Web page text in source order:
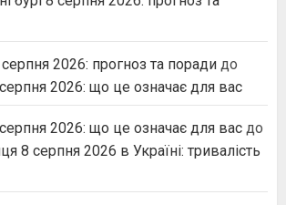
серпня 2026: прогноз та поради до
2026: що це означає для вас
2026: що це означає для вас до
8 серпня 2026 в Україні: тривалість